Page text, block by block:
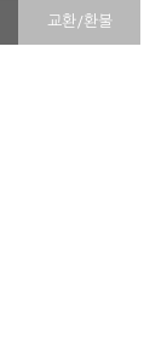
교환/환불